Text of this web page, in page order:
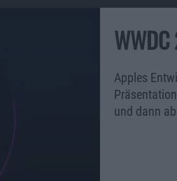
Apples
und dann